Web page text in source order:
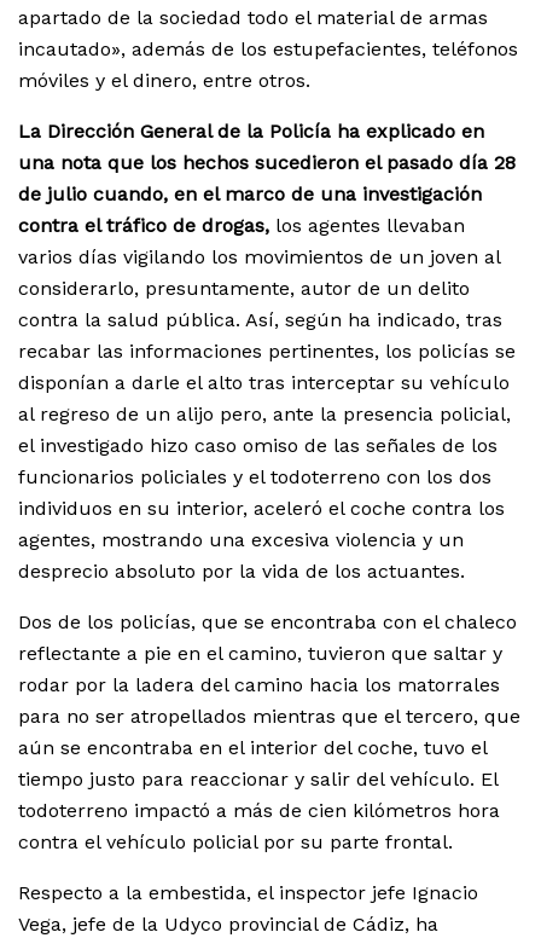
apartado de la sociedad todo el material de armas
incautado», además de los estupefacientes, teléfonos
móviles y el dinero, entre otros.
La Dirección General de la Policía ha explicado en
una nota que los hechos sucedieron el pasado día 28
de julio cuando, en el marco de una investigación
contra el tráfico de drogas, los agentes llevaban
varios días vigilando los movimientos de un joven al
considerarlo, presuntamente, autor de un delito
contra la salud pública. Así, según ha indicado, tras
recabar las informaciones pertinentes, los policías se
disponían a darle el alto tras interceptar su vehículo
al regreso de un alijo pero, ante la presencia policial,
el investigado hizo caso omiso de las señales de los
funcionarios policiales y el todoterreno con los dos
individuos en su interior, aceleró el coche contra los
agentes, mostrando una excesiva violencia y un
desprecio absoluto por la vida de los actuantes.
Dos de los policías, que se encontraba con el chaleco
reflectante a pie en el camino, tuvieron que saltar y
rodar por la ladera del camino hacia los matorrales
para no ser atropellados mientras que el tercero, que
aún se encontraba en el interior del coche, tuvo el
tiempo justo para reaccionar y salir del vehículo. El
todoterreno impactó a más de cien kilómetros hora
contra el vehículo policial por su parte frontal.
Respecto a la embestida, el inspector jefe Ignacio
Vega, jefe de la Udyco provincial de Cádiz, ha